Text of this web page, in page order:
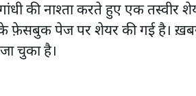
की नाश्ता करते हुए एक तस्वीर
फ़ेसबुक पेज पर शेयर की गई है। ख़बर
चुका है।